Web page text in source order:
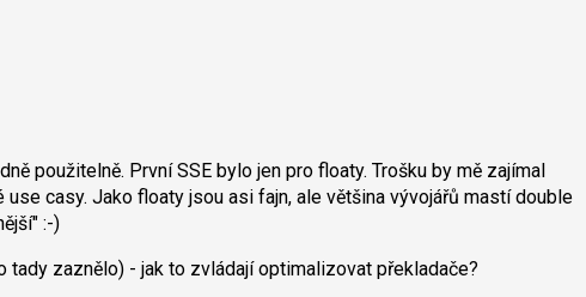
použitelně. První SSE bylo jen pro floaty. Trošku by mě zajímal
casy. Jako floaty jsou asi fajn, ale většina vývojářů mastí double
:-)
tady zaznělo) - jak to zvládají optimalizovat překladače?